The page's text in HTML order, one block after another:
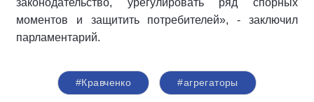
законодательство, урегулировать ряд спорных
моментов и защитить потребителей», - заключил
парламентарий.
#Кравченко #агрегаторы